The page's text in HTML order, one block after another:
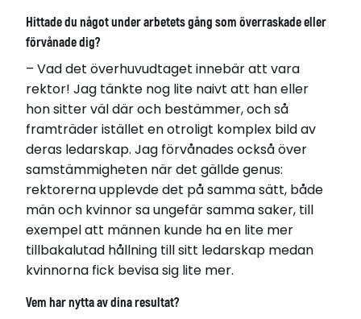
Hittade du något under arbetets gång som överraskade eller
förvånade dig?
– Vad det överhuvudtaget innebär att vara
rektor! Jag tänkte nog lite naivt att han eller
hon sitter väl där och bestämmer, och så
framträder istället en otroligt komplex bild av
deras ledarskap. Jag förvånades också över
samstämmigheten när det gällde genus:
rektorerna upplevde det på samma sätt, både
män och kvinnor sa ungefär samma saker, till
exempel att männen kunde ha en lite mer
tillbakalutad hållning till sitt ledarskap medan
kvinnorna fick bevisa sig lite mer.
Vem har nytta av dina resultat?